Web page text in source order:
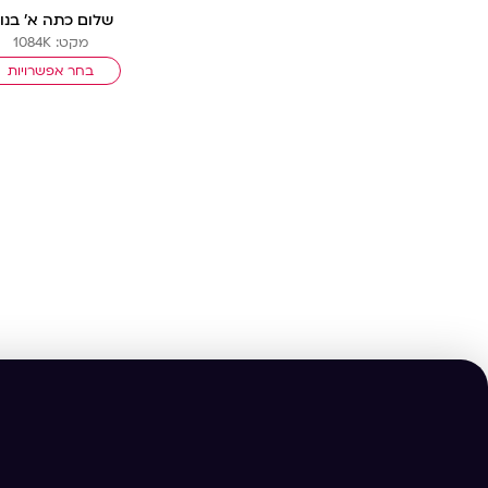
שלום כתה א’
מקט: 1084K
בחר אפשרויות